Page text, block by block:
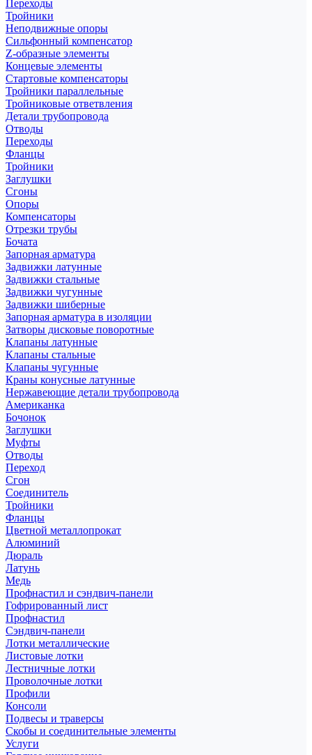
Переходы
Тройники
Неподвижные опоры
Cильфонный компенсатор
Z-образные элементы
Концевые элементы
Стартовые компенсаторы
Тройники параллельные
Тройниковые ответвления
Детали трубопровода
Отводы
Переходы
Фланцы
Тройники
Заглушки
Сгоны
Опоры
Компенсаторы
Отрезки трубы
Бочата
Запорная арматура
Задвижки латунные
Задвижки стальные
Задвижки чугунные
Задвижки шиберные
Запорная арматура в изоляции
Затворы дисковые поворотные
Клапаны латунные
Клапаны стальные
Клапаны чугунные
Краны конусные латунные
Нержавеющие детали трубопровода
Американка
Бочонок
Заглушки
Муфты
Отводы
Переход
Сгон
Соединитель
Тройники
Фланцы
Цветной металлопрокат
Алюминий
Дюраль
Латунь
Медь
Профнастил и сэндвич-панели
Гофрированный лист
Профнастил
Сэндвич-панели
Лотки металлические
Листовые лотки
Лестничные лотки
Проволочные лотки
Профили
Консоли
Подвесы и траверсы
Скобы и соединительные элементы
Услуги